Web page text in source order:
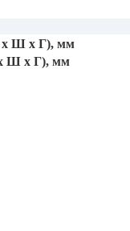
х Ш х Г), мм
х Ш х Г), мм